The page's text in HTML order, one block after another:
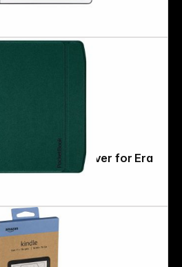
PocketBook Charge - Fresh Green Cover for Era